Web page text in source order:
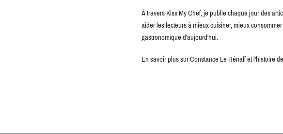
À travers Kiss My Chef, je publie chaque jour des
aider les lecteurs à mieux cuisiner, mieux
gastronomique d'aujourd'hui.
En savoir plus sur Constance Le Hénaff et l'histoire